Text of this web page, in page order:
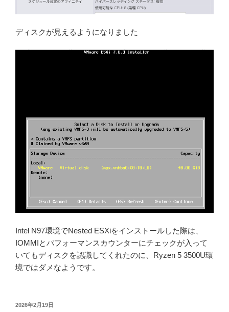
ディスクが見えるようになりました
Intel N97環境でNested ESXiをインストールした際は、
IOMMIとパフォーマンスカウンターにチェックが入って
いてもディスクを認識してくれたのに、Ryzen 5 3500U環
境ではダメなようです。
投
2026年2月19日